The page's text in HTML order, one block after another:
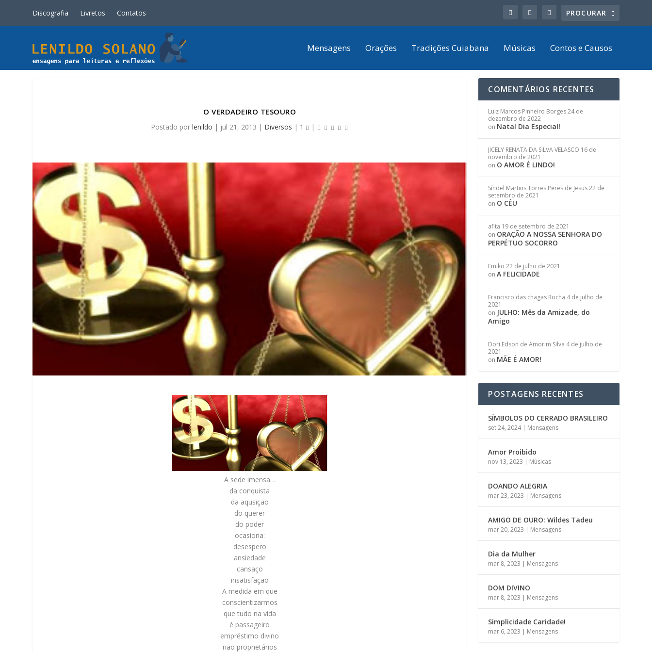
Discografia Livretos Contatos
Mensagens Orações Tradições Cuiabana Músicas Contos e Causos
O VERDADEIRO TESOURO
Postado por lenildo | jul 21, 2013 | Diversos | 1 |
A sede imensa…
da conquista
da aqusição
do querer
do poder
ocasiona:
desespero
ansiedade
cansaço
insatisfação
A medida em que
conscientizarmos
que tudo na vida
é passageiro
empréstimo divino
não proprietários
COMENTÁRIOS RECENTES
Luiz Marcos Pinheiro Borges24 de
dezembro de 2022
on Natal Dia Especial!
JICELY RENATA DA SILVA VELASCO 16 de
novembro de 2021
on O AMOR É LINDO!
Síndel Martins Torres Peres de Jesus22 de
setembro de 2021
on O CÉU
afita 19 de setembro de 2021
on ORAÇÃO A NOSSA SENHORA DO
PERPÉTUO SOCORRO
Emiko 22 de julho de 2021
onA FELICIDADE
Francisco das chagas Rocha 4 de julho de
2021
on JULHO: Mês da Amizade, do
Amigo
Dori Edson de Amorim Silva 4 de julho de
2021
on MÃE É AMOR!
POSTAGENS RECENTES
SÍMBOLOS DO CERRADO BRASILEIRO
set 24, 2024| Mensagens
Amor Proibido
nov 13, 2023 | Músicas
DOANDO ALEGRIA
mar 23, 2023 | Mensagens
AMIGO DE OURO: Wildes Tadeu
mar 20, 2023 | Mensagens
Dia da Mulher
mar 8, 2023 | Mensagens
DOM DIVINO
mar 8, 2023 | Mensagens
Simplicidade Caridade!
mar 6, 2023 | Mensagens